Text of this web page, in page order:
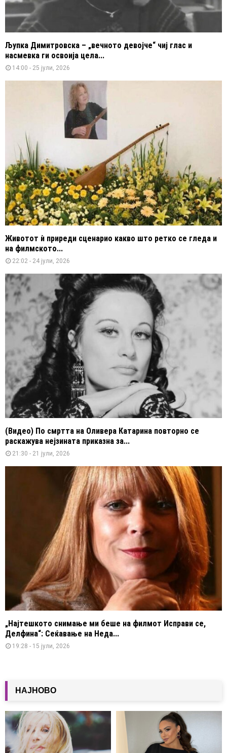
Љупка Димитровска – „вечното девојче“ чиј глас и
насмевка ги освоија цела...
14:00 - 25 јули, 2026
Животот ѝ приреди сценарио какво што ретко се гледа и
на филмското...
22:02 - 24 јули, 2026
(Видео) По смртта на Оливера Катарина повторно се
раскажува нејзината приказна за...
21:30 - 21 јули, 2026
„Најтешкото снимање ми беше на филмот Исправи се,
Делфина“: Сеќавање на Неда...
19:28 - 15 јули, 2026
НАЈНОВО